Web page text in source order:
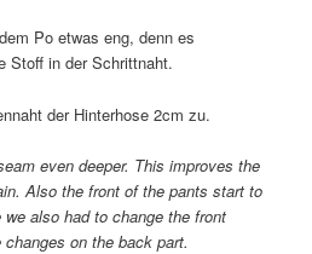
Po etwas eng, denn es
Stoff in der Schrittnaht.
der Hinterhose 2cm zu.
even deeper. This improves the
Also the front of the pants start to
also had to change the front
on the back part.